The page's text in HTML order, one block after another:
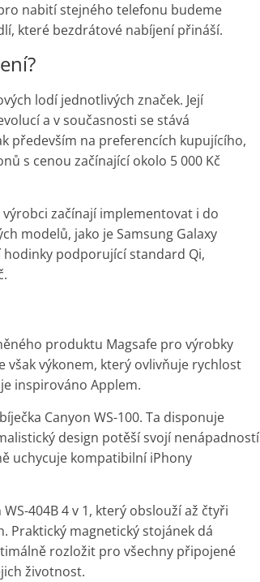
nabití stejného telefonu budeme
které bezdrátové nabíjení přináší.
lodí jednotlivých značek. Její
a v současnosti se stává
především na preferencích kupujícího,
s cenou začínající okolo 5 000 Kč
začínají implementovat i do
modelů, jako je Samsung Galaxy
hodinky podporující standard Qi,
produktu Magsafe pro výrobky
však výkonem, který ovlivňuje rychlost
inspirováno Applem.
Canyon WS-100. Ta disponuje
design potěší svojí nenápadností
uchycuje kompatibilní iPhony
404B 4 v 1, který obslouží až čtyři
Praktický magnetický stojánek dá
rozložit pro všechny připojené
životnost.